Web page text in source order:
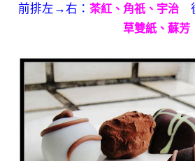
前排左→右： 茶紅、角祇、宇治
草雙紙、蘇芳